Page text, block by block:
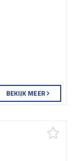
BEKIJK MEER